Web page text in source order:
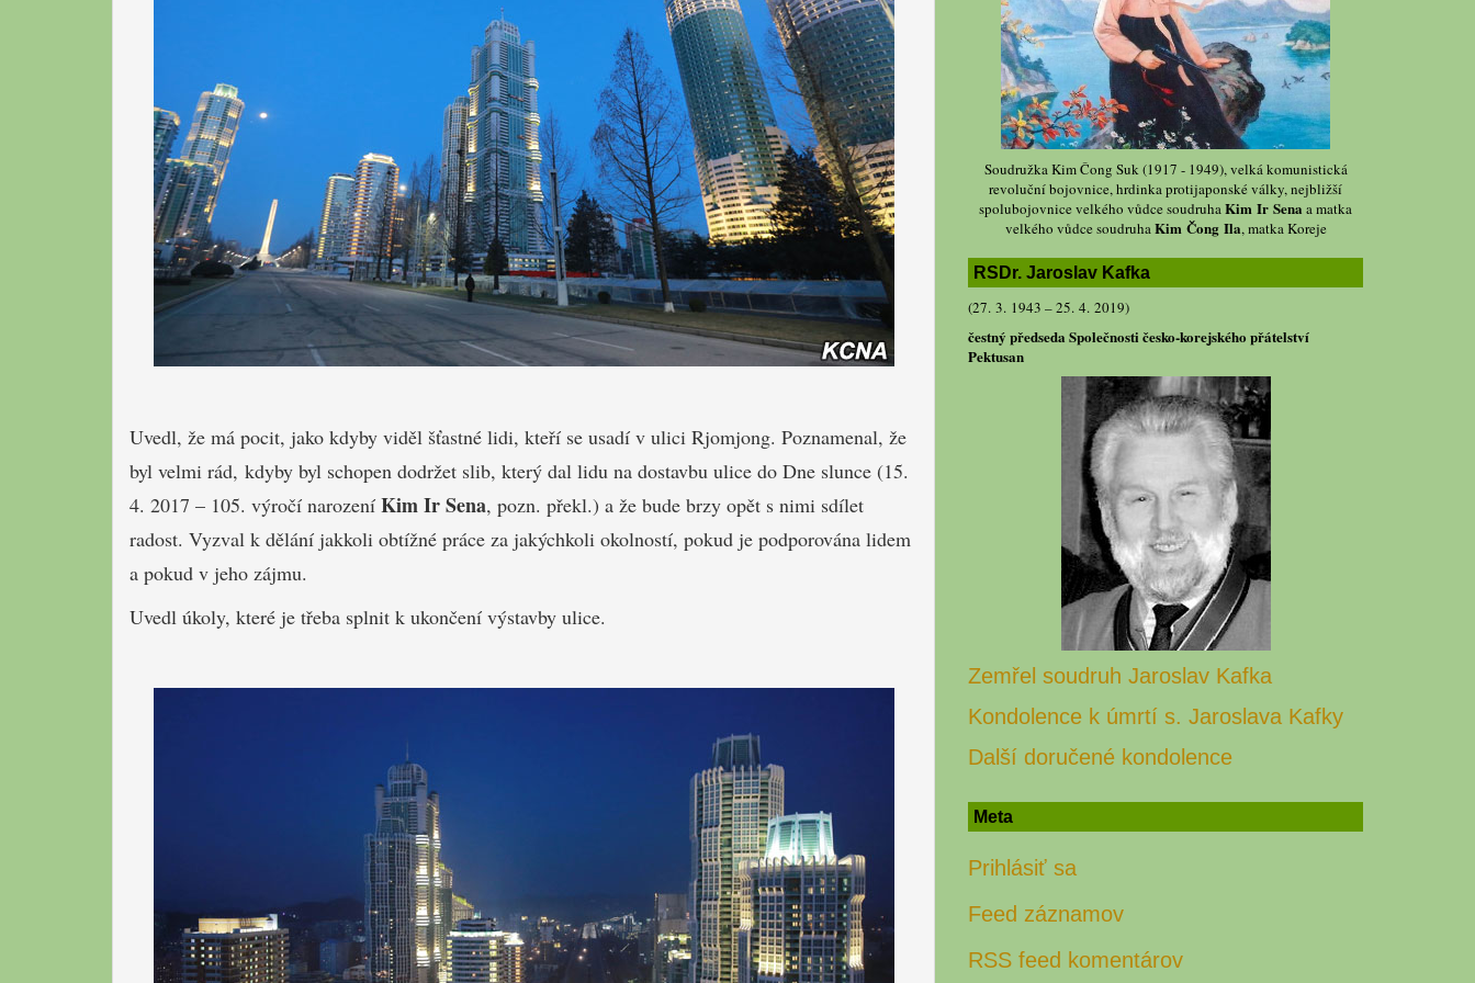
Uvedl, že má pocit, jako kdyby viděl šťastné lidi, kteří se usadí v ulici Rjomjong. Poznamenal, že
byl velmi rád, kdyby byl schopen dodržet slib, který dal lidu na dostavbu ulice do Dne slunce (15.
4. 2017 – 105. výročí narození Kim Ir Sena, pozn. překl.) a že bude brzy opět s nimi sdílet
radost. Vyzval k dělání jakkoli obtížné práce za jakýchkoli okolností, pokud je podporována lidem
a pokud v jeho zájmu.
Uvedl úkoly, které je třeba splnit k ukončení výstavby ulice.
Soudružka Kim Čong Suk (1917 - 1949), velká komunistická
revoluční bojovnice, hrdinka protijaponské války, nejbližší
spolubojovnice velkého vůdce soudruhaKim Ir Sena a matka
velkého vůdce soudruhaKim Čong Ila, matka Koreje
RSDr. Jaroslav Kafka
(27. 3. 1943 – 25. 4. 2019)
čestný předseda Společnosti česko-korejského přátelství
Pektusan
Zemřel soudruh Jaroslav Kafka
Kondolence k úmrtí s. Jaroslava Kafky
Další doručené kondolence
Meta
Prihlásiť sa
Feed záznamov
RSS feed komentárov